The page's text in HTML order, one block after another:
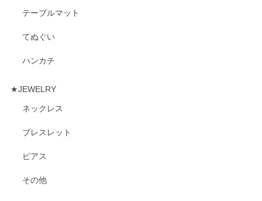
テーブルマット
てぬぐい
ハンカチ
★JEWELRY
ネックレス
ブレスレット
ピアス
その他